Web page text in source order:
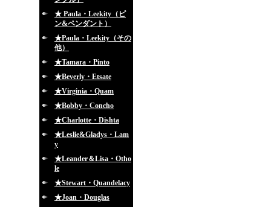
★ Paula・Leekity（ピ
ン&ペンダント）
★Paula・Leekity（その
他）
★Tamara・Pinto
★Beverly・Etsate
★Virginia・Quam
★Bobby・Concho
★Charlotte・Dishta
★Leslie&Gladys・Lam
y
★Leander＆Lisa・Otho
le
★Stewart・Quandelacy
★Joan・Douglas